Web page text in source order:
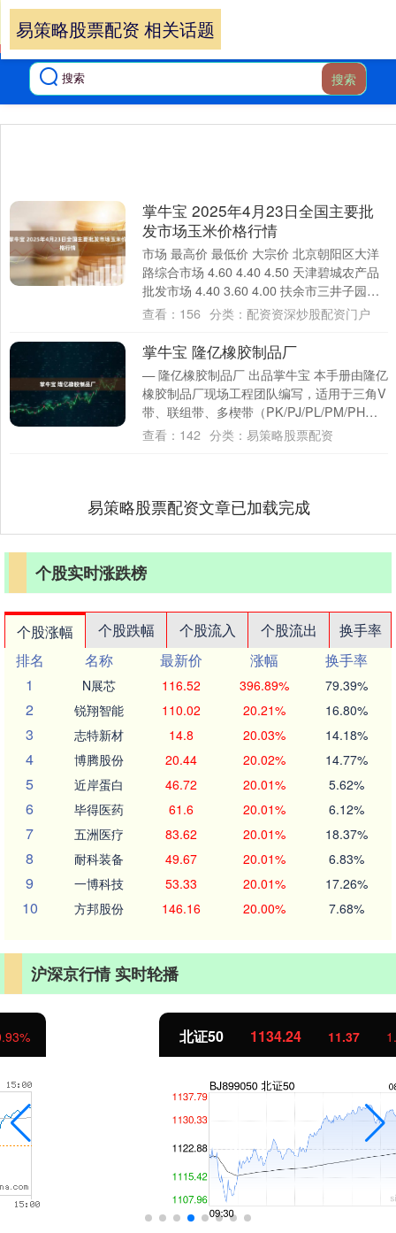
搜索
易策略股票配资 相关话题
掌牛宝 2025年4月23日全国主要批
发市场玉米价格行情
市场 最高价 最低价 大宗价 北京朝阳区大洋
路综合市场 4.60 4.40 4.50 天津碧城农产品
批发市场 4.40 3.60 4.00 扶余市三井子园区
市场....
查看： 156 分类： 配资资深炒股配资门户
掌牛宝 隆亿橡胶制品厂
— 隆亿橡胶制品厂 出品掌牛宝 本手册由隆亿
橡胶制品厂现场工程团队编写，适用于三角V
带、联组带、多楔带（PK/PJ/PL/PM/PH）
与同步带（HTD/RPP/....
查看： 142 分类： 易策略股票配资
易策略股票配资文章已加载完成
个股实时涨跌榜
个股涨幅 个股跌幅 个股流入 个股流出
换手率
排名
名称 最新价 涨幅
换手率
1
N展芯 116.52 396.89% 79.39%
2 锐翔智能 110.02 20.21% 16.80%
3 志特新材 14.8 20.03% 14.18%
4 博腾股份 20.44 20.02% 14.77%
5 近岸蛋白 46.72 20.01% 5.62%
6 毕得医药 61.6 20.01% 6.12%
7 五洲医疗 83.62 20.01% 18.37%
8 耐科装备 49.67 20.01% 6.83%
9 一博科技 53.33 20.01% 17.26%
10 方邦股份 146.16 20.00% 7.68%
沪深京行情 实时轮播
1134.24 11.37 1.01%